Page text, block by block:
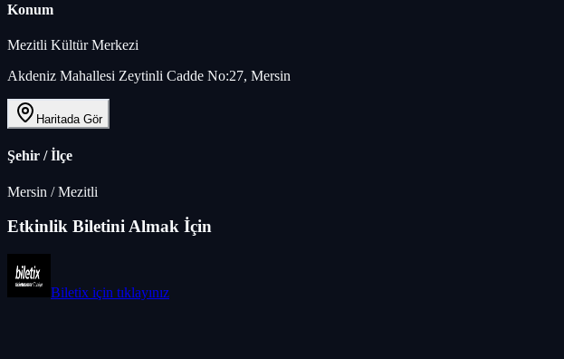
Konum
Mezitli Kültür Merkezi
Akdeniz Mahallesi Zeytinli Cadde No:27, Mersin
Haritada Gör
Şehir / İlçe
Mersin /Mezitli
Etkinlik Biletini Almak İçin
Biletix için tıklayınız